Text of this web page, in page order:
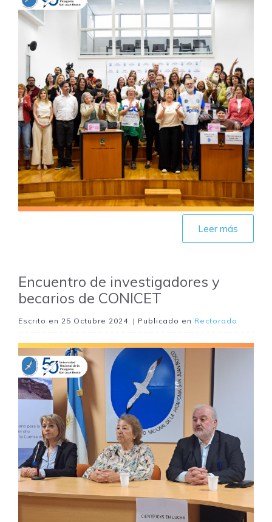
Leer más
Encuentro de investigadores y
becarios de CONICET
Escrito en 25 Octubre 2024. | Publicado en Rectorado